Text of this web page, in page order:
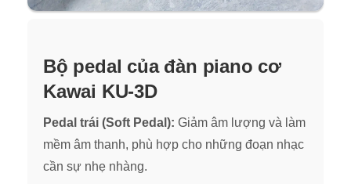
Bộ pedal của đàn piano cơ
Kawai KU-3D
Pedal trái (Soft Pedal): Giảm âm lượng và làm
mềm âm thanh, phù hợp cho những đoạn nhạc
cần sự nhẹ nhàng.